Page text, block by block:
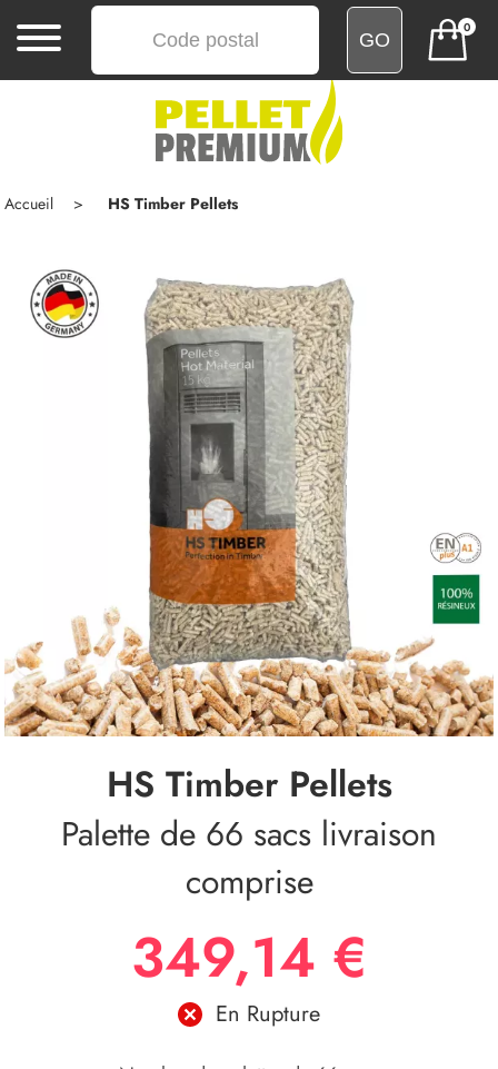
0
ACHATS
GROUPÉS
COMMENTAIRES
LIVRAISON
Accueil HS Timber Pellets
HS Timber Pellets
Palette de 66 sacs livraison
comprise
349,14 €
En Rupture